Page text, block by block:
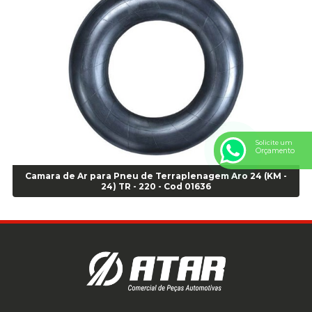
Anel Centralizador Peugeot 4pçs - Branco - Cod 01466
Anel Centralizador Renault 4pçs - Marrom - Cod 01467
Anel Centralizador Toyota 4pçs - Preto - Cod 01335
Anel Centralizador VW 4pçs - Laranja - Cod 00520
Anel de vedação Jumbo OR-224 TG - Cod: 03749
Anel de vedação Jumbo OR-449 Cod: 03752
Anel p/ montagem de pneu s/cam aro 22,5 - Cod 00166
Anel para Montagem do Pneu Sem Câmara Aro 24,5 - Cod 02935
Anel para Vedação OR 25 - Cod 01766
Anel para Vedação OR 325 - Cod 03390
Anel para Vedação OR 325 Nacional -Cod 01768
Anel para Vedação OR 329 - Cod 01769
Anel para Vedação OR 335 Importado - Cod 01771
Anel para Vedação OR 339 - Cod 01772
Anel para Vedação OR 345 - Cod 01773
Camara de Ar para Pneu de Terraplenagem Aro 24 (KM -
24) TR - 220 - Cod 01636
Solicite um
Orçamento